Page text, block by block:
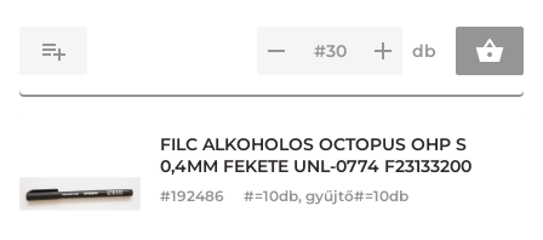
db
FILC ALKOHOLOS OCTOPUS OHP S
0,4MM FEKETE UNL-0774 F23133200
#192486 #=10db, gyűjtő#=10db